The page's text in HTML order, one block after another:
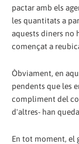
pactar amb els
les quantitats a
aquests diners no
començat a
Òbviament, en
pendents que les
compliment del
d'altres- han
En tot moment, el